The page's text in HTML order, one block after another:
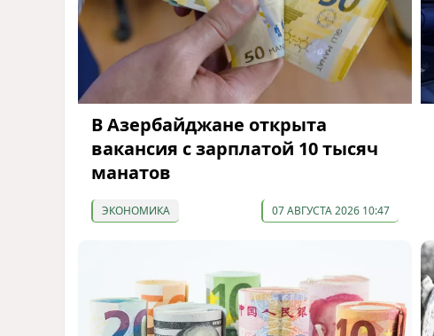
В Азербайджане открыта
вакансия с зарплатой 10 тысяч
манатов
ЭКОНОМИКА 07 АВГУСТА 2026 10:47